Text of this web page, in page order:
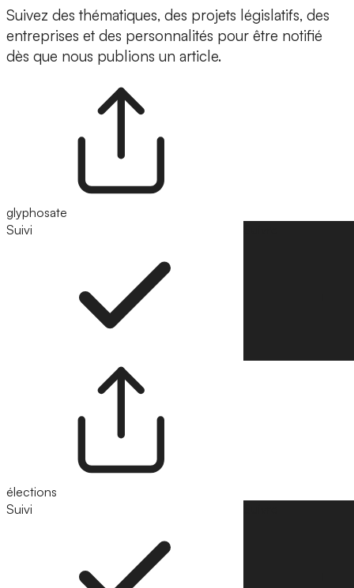
Suivez des thématiques, des projets législatifs, des
entreprises et des personnalités pour être notifié
dès que nous publions un article.
glyphosate
Suivi
élections
Suivi